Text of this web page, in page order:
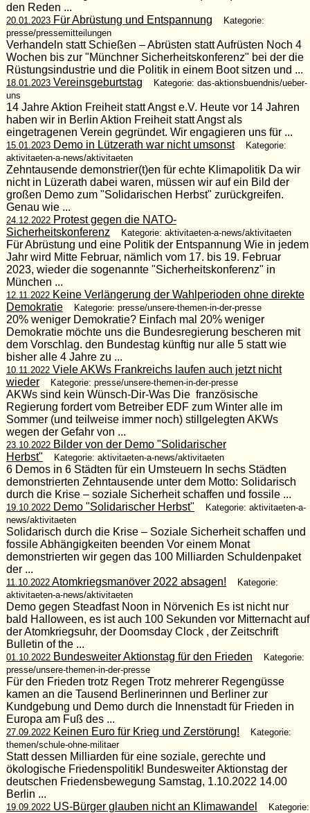
den Reden ...
20.01.2023Für Abrüstung und Entspannung
Kategorie:
presse/pressemitteilungen
Verhandeln statt Schießen – Abrüsten statt Aufrüsten Noch 4
Wochen bis zur "Münchner Sicherheitskonferenz" bei der die
Rüstungsindustrie und die Politik in einem Boot sitzen und ...
18.01.2023Vereinsgeburtstag
Kategorie: das-aktionsbuendnis/ueber-
uns
14 Jahre Aktion Freiheit statt Angst e.V. Heute vor 14 Jahren
haben wir in Berlin Aktion Freiheit statt Angst als
eingetragenen Verein gegründet. Wir engagieren uns für ...
15.01.2023Demo in Lützerath war nicht umsonst
Kategorie:
aktivitaeten-a-news/aktivitaeten
Zehntausende demonstrier(t)en für echte Klimapolitik Da wir
nicht in Lüzerath dabei waren, müssen wir auf ein Bild der
großen Demo zum "Solidarischen Herbst" zurückgreifen.
Genau wie ...
24.12.2022Protest gegen die NATO-
Sicherheitskonferenz
Kategorie: aktivitaeten-a-news/aktivitaeten
Für Abrüstung und eine Politik der Entspannung Wie in jedem
Jahr wird Mitte Februar, nämlich vom 17. bis 19. Februar
2023, wieder die sogenannte "Sicherheitskonferenz" in
München ...
12.11.2022Keine Verlängerung der Wahlperioden ohne direkte
Demokratie
Kategorie: presse/unsere-themen-in-der-presse
20% weniger Demokratie? Einfach mal 20% weniger
Demokratie möchte uns die Bundesregierung bescheren mit
dem Vorschlag. den Bundestag künftig nur alle 5 statt wie
bisher alle 4 Jahre zu ...
10.11.2022Viele AKWs Frankreichs laufen auch jetzt nicht
wieder
Kategorie: presse/unsere-themen-in-der-presse
AKWs sind kein Wünsch-Dir-Was Die französische
Regierung fordert vom Betreiber EDF zum Winter alle im
Sommer (und teilweise immer noch) stillgelegten AKWs
wegen der Gefahr von ...
23.10.2022Bilder von der Demo "Solidarischer
Herbst"
Kategorie: aktivitaeten-a-news/aktivitaeten
6 Demos in 6 Städten für ein Umsteuern In sechs Städten
demonstrierten Zehntausende unter dem Motto: Solidarisch
durch die Krise – soziale Sicherheit schaffen und fossile ...
19.10.2022Demo "Solidarischer Herbst"
Kategorie: aktivitaeten-a-
news/aktivitaeten
Solidarisch durch die Krise – Soziale Sicherheit schaffen und
fossile Abhängigkeiten beenden Vor einem Monat
demonstrierten wir gegen das 100 Milliarden Schuldenpaket
der ...
11.10.2022Atomkriegsmanöver 2022 absagen!
Kategorie:
aktivitaeten-a-news/aktivitaeten
Demo gegen Steadfast Noon in Nörvenich Es ist nicht nur
bald Halloween, es ist auch 100 Sekunden vor Mitternacht auf
der Atomkriegsuhr, der Doomsday Clock , der Zeitschrift
Bulletin of the ...
01.10.2022Bundesweiter Aktionstag für den Frieden
Kategorie:
presse/unsere-themen-in-der-presse
Für den Frieden trotz Regen Trotz mehrerer Regengüsse
kamen an die Tausend Berlinerinnen und Berliner zur
Kundgebung und Demo durch die Innenstadt für Frieden in
Europa am Fuß des ...
27.09.2022Keinen Euro für Krieg und Zerstörung!
Kategorie:
themen/schule-ohne-militaer
Statt dessen Milliarden für eine soziale, gerechte und
ökologische Friedenspolitik! Bundesweiter Aktionstag der
deutschen Friedensbewegung Samstag, 1.10.2022 14.00
Berlin ...
19.09.2022US-Bürger glauben nicht an Klimawandel
Kategorie: